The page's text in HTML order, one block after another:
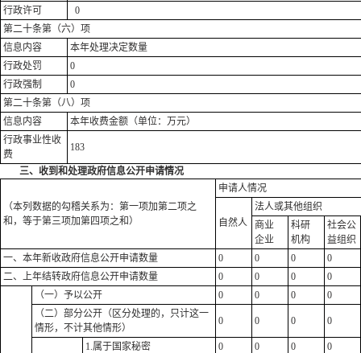
行政许可
0
第二十条第（六）项
信息内容
本年处理决定数量
行政处罚
0
行政强制
0
第二十条第（八）项
信息内容
本年收费金额（单位：万元）
行政事业性收
费
183
三、收到和处理政府信息公开申请情况
（本列数据的勾稽关系为：第一项加第二项之
和，等于第三项加第四项之和）
申请人情况
自然人
法人或其他组织
商业
企业
科研
机构
社会公
益组织
一、本年新收政府信息公开申请数量
0 0 0
0
二、上年结转政府信息公开申请数量
0 0 0 0
（一）予以公开 0 0 0
0
（二）部分公开（区分处理的，只计这一
情形，不计其他情形）
0 0 0 0
1.属于国家秘密 0 0 0
0